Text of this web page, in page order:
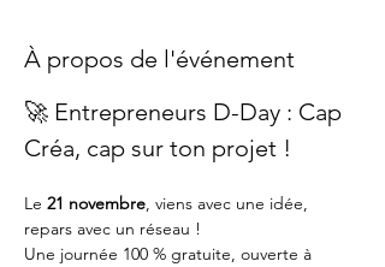
À propos de l'événement
🚀 Entrepreneurs D-Day : Cap
Créa, cap sur ton projet !
Le 21 novembre, viens avec une idée,
repars avec un réseau !
Une journée 100 % gratuite, ouverte à